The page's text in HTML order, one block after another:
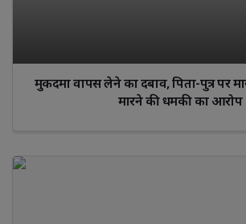
मुकदमा वापस लेने का दबाव, पिता-पुत्र पर
मारने की धमकी का आरोप